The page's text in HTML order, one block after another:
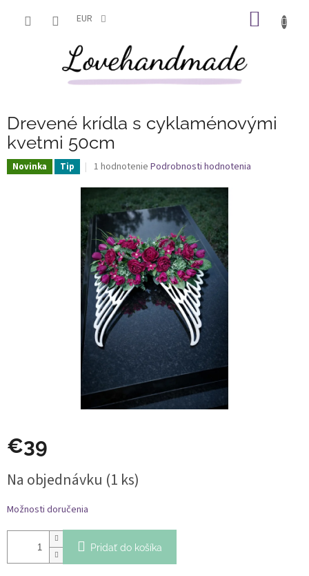
EUR
Drevené krídla s cyklaménovými
kvetmi 50cm
Novinka Tip
Priemerné
produktu
5,0
z
5
hviezdičiek.
1 hodnotenie Podrobnosti hodnotenia
€39
cena:
Na objednávku (1 ks)
Možnosti doručenia
Pridať do košíka